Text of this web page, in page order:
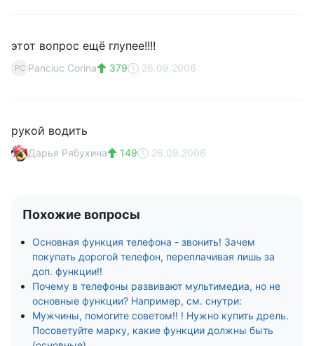
этот вопрос ещё глупее!!!!
PC Panciuc Corina 379 26.09.2006
рукой водить
Дарья Рябухина 149 26.09.2006
Похожие вопросы
Основная функция телефона - звонить! Зачем
покупать дорогой телефон, переплачивая лишь за
доп. функции!!
Почему в телефоны развивают мультимедиа, но не
основные функции? Например, см. снутри:
Мужчины, помогите советом!! ! Нужно купить дрель.
Посоветуйте марку, какие функции должны быть